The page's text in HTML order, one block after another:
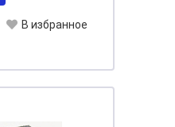
В избранное